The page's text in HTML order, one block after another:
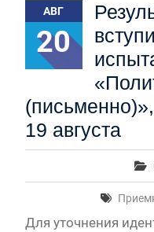
АВГ
20
19 августа
Для уточнения